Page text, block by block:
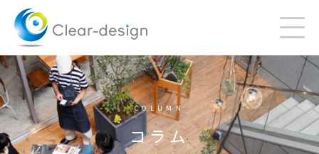
content
COLUMN
コラム